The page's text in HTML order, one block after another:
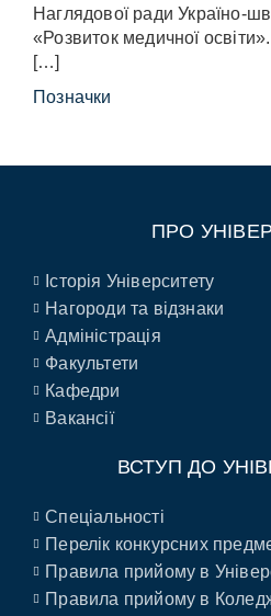
Наглядової ради Україно-
«Розвиток медичної
[…]
Позначки
ПРО
Історія Університету
Нагороди та відзнаки
Адміністрація
Факультети
Кафедри
Вакансії
ВСТУП ДО
Спеціальності
Перелік конкурсних
Правила прийому в
Правила прийому в